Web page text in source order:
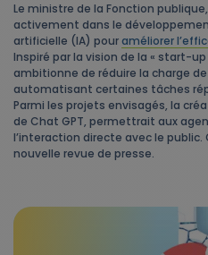
Le ministre de la Fonction
activement dans le
artificielle (IA) pouraméliorer
Inspiré par la vision de la « start-up
ambitionne de réduire la charge
automatisant certaines tâches
Parmi les projets envisagés, la
de Chat GPT, permettrait aux
l’interaction directe avec le
nouvelle revue de presse.